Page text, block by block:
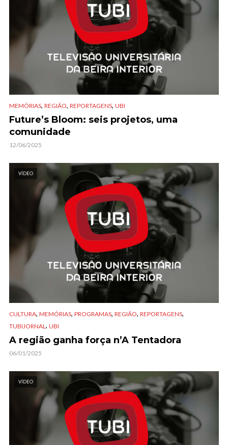
MEMÓRIAS, REGIÃO, REPORTAGENS, UBI
Future’s Bloom: seis projetos, uma
comunidade
12/06/2025
VÍDEO
CULTURA, MEMÓRIAS, PROGRAMAS, REGIÃO, REPORTAGENS,
TUBIJORNAL , UBI
A região ganha força n’A Tentadora
06/01/2025
VÍDEO